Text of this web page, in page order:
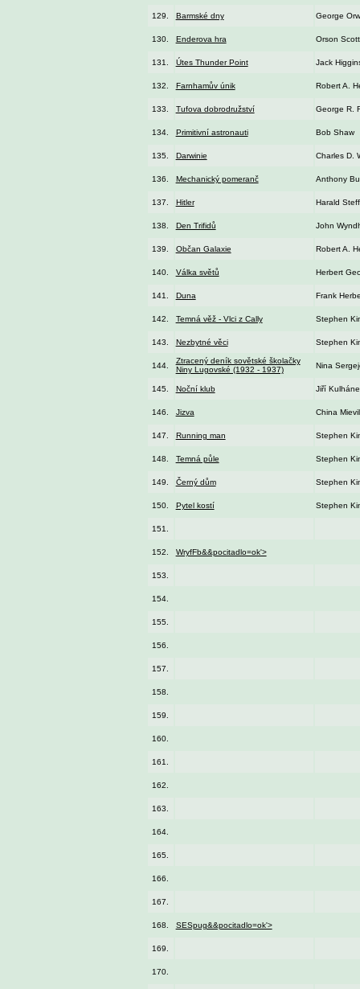
129. Barmské dny George
130. Enderova hra Orson
131. Útes Thunder Point Jack
132. Farnhamův únik Robert A.
133. Tufova dobrodružství George R.
134. Primitivní astronauti Bob Shaw
135. Darwinie Charles D.
136. Mechanický pomeranč Anthony
137. Hitler Harald
138. Den Trifidů John
139. Občan Galaxie Robert A.
140. Válka světů Herbert
141. Duna Frank
142. Temná věž - Vlci z Cally Stephen
143. Nezbytné věci Stephen
144.
Ztracený deník sovětské školačky
Niny Lugovské (1932 - 1937)
Nina
145. Noční klub Jiří
146. Jizva China
147. Running man Stephen
148. Temná půle Stephen
149. Černý dům Stephen
150. Pytel kostí Stephen
151.
152. WryfFb&&pocitadlo=ok'>
153.
154.
155.
156.
157.
158.
159.
160.
161.
162.
163.
164.
165.
166.
167.
168. SESpug&&pocitadlo=ok'>
169.
170.